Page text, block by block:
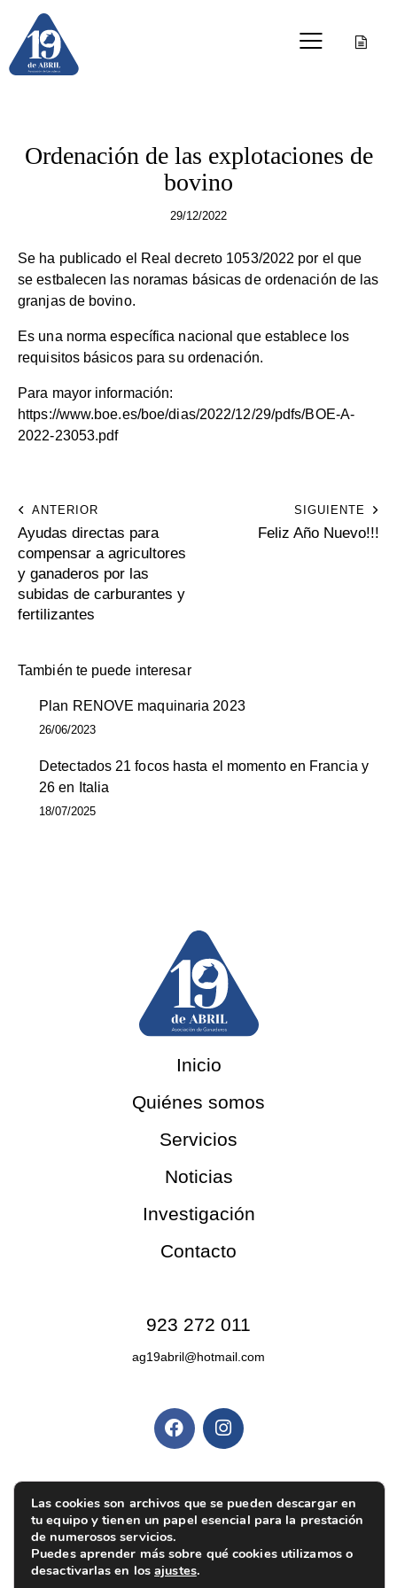
Ordenación de las explotaciones de
bovino
29/12/2022
Se ha publicado el Real decreto 1053/2022 por el que
se estbalecen las noramas básicas de ordenación de las
granjas de bovino.
Es una norma específica nacional que establece los
requisitos básicos para su ordenación.
Para mayor información:
https://www.boe.es/boe/dias/2022/12/29/pdfs/BOE-A-
2022-23053.pdf
ANTERIOR
Ayudas directas para
compensar a agricultores
y ganaderos por las
subidas de carburantes y
fertilizantes
SIGUIENTE
Feliz Año Nuevo!!!
También te puede interesar
Plan RENOVE maquinaria 2023
26/06/2023
Detectados 21 focos hasta el momento en Francia y
26 en Italia
18/07/2025
Inicio
Quiénes somos
Servicios
Noticias
Investigación
Contacto
923 272 011
ag19abril@hotmail.com
Política de privacidad|Aviso legal|Política de
cookies |Ajustes de cookies
Las cookies son archivos que se pueden descargar en
tu equipo y tienen un papel esencial para la prestación
de numerosos servicios.
Puedes aprender más sobre qué cookies utilizamos o
desactivarlas en losajustes.